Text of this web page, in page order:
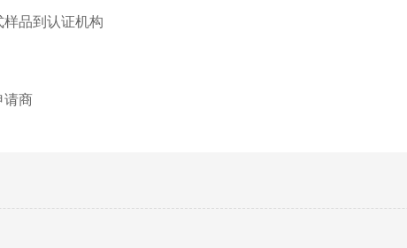
品到认证机构
请商